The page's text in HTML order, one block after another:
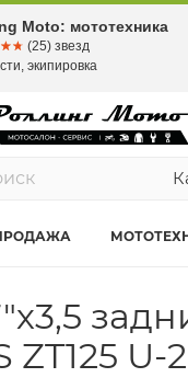
ZT125 U-2
Moto: мототехника
(25) звезд
экипировка